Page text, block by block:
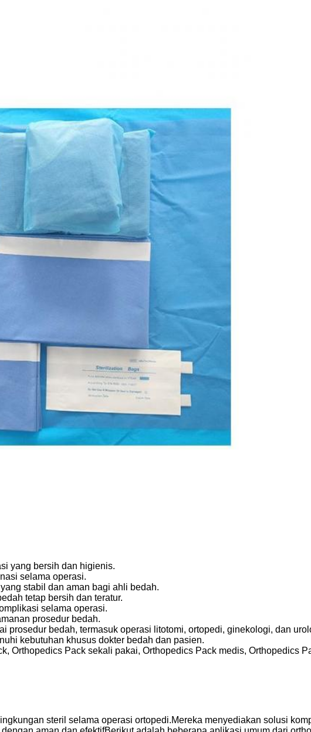
yang bersih dan higienis.
selama operasi.
stabil dan aman bagi ahli bedah.
tetap bersih dan teratur.
selama operasi.
prosedur bedah.
prosedur bedah, termasuk operasi litotomi, ortopedi, ginekologi, dan
kebutuhan khusus dokter bedah dan pasien.
Orthopedics Pack sekali pakai, Orthopedics Pack medis, Orthopedics
steril selama operasi ortopedi.Mereka menyediakan solusi